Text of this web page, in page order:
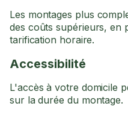
Les montages plus
des coûts supérieurs, en
tarification horaire.
Accessibilité
L'accès à votre domicile
sur la durée du montage.